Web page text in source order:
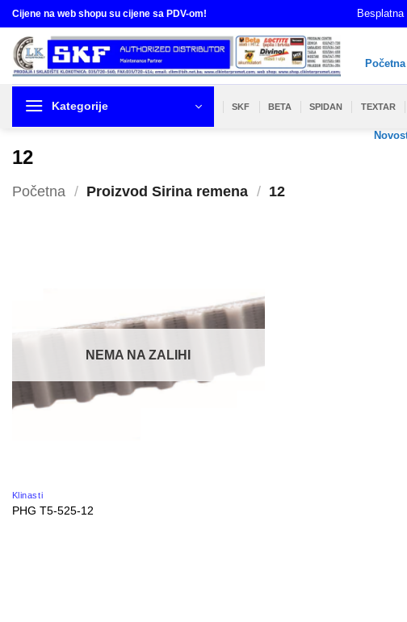
Skip
to
content
Cijene na web shopu su cijene sa PDV-om!
Početna
Kategorije SKF BETA SPIDAN TEXTAR
12
Početna / Proizvod Sirina remena / 12
NEMA NA ZALIHI
Klinasti
PHG T5-525-12